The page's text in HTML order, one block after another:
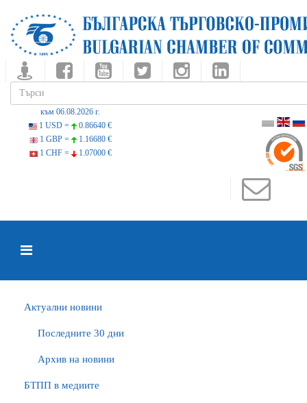
към 06.08.2026 г.
1 USD =
0.86640 €
1 GBP =
1.16680 €
1 CHF =
1.07000 €
Актуални новини
Последните 30 дни
Архив на новини
БTПП в медиите